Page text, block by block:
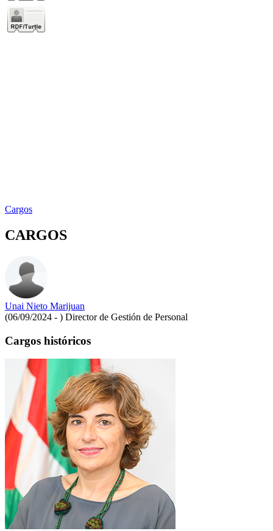
Cargos
CARGOS
Unai Nieto Marijuan
(06/09/2024 - ) Director de Gestión de Personal
Cargos históricos